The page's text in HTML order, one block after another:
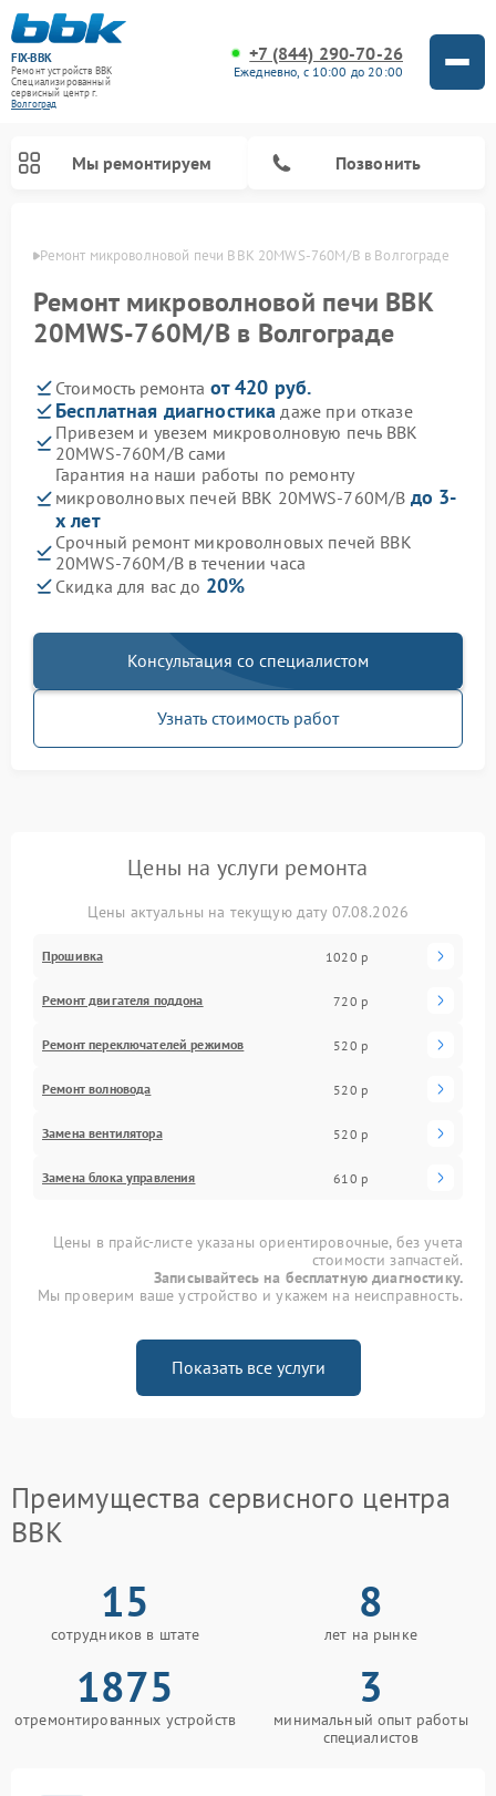
FIX-BBK
Ремонт устройств BBK
Специализированный
cервисный центр г.
Волгоград
+7 (844) 290-70-26
Ежедневно, с 10:00 до 20:00
Мы ремонтируем Позвонить
Ремонт микроволновой печи BBK 20MWS-760M/B в Волгограде
Ремонт микроволновой печи BBK
20MWS-760M/B в Волгограде
Стоимость ремонта от 420 руб.
Бесплатная диагностика даже при отказе
Привезем и увезем микроволновую печь BBK
20MWS-760M/B сами
Гарантия на наши работы по ремонту
микроволновых печей BBK 20MWS-760M/B до 3-
х лет
Срочный ремонт микроволновых печей BBK
20MWS-760M/B в течении часа
Скидка для вас до 20%
Консультация со специалистом
Узнать стоимость работ
Цены на услуги ремонта
Цены актуальны на текущую дату 07.08.2026
Прошивка 1020 р
Ремонт двигателя поддона 720 р
Ремонт переключателей режимов 520 р
Ремонт волновода 520 р
Замена вентилятора 520 р
Замена блока управления 610 р
Цены в прайс-листе указаны ориентировочные, без учета
стоимости запчастей.
Записывайтесь на бесплатную диагностику.
Мы проверим ваше устройство и укажем на неисправность.
Показать все услуги
Преимущества сервисного центра
BBK
15
сотрудников в штате
8
лет на рынке
1875
отремонтированных устройств
3
минимальный опыт работы
специалистов